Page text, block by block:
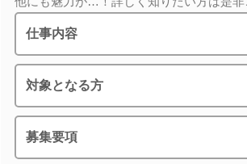
仕事内容
対象となる方
募集要項